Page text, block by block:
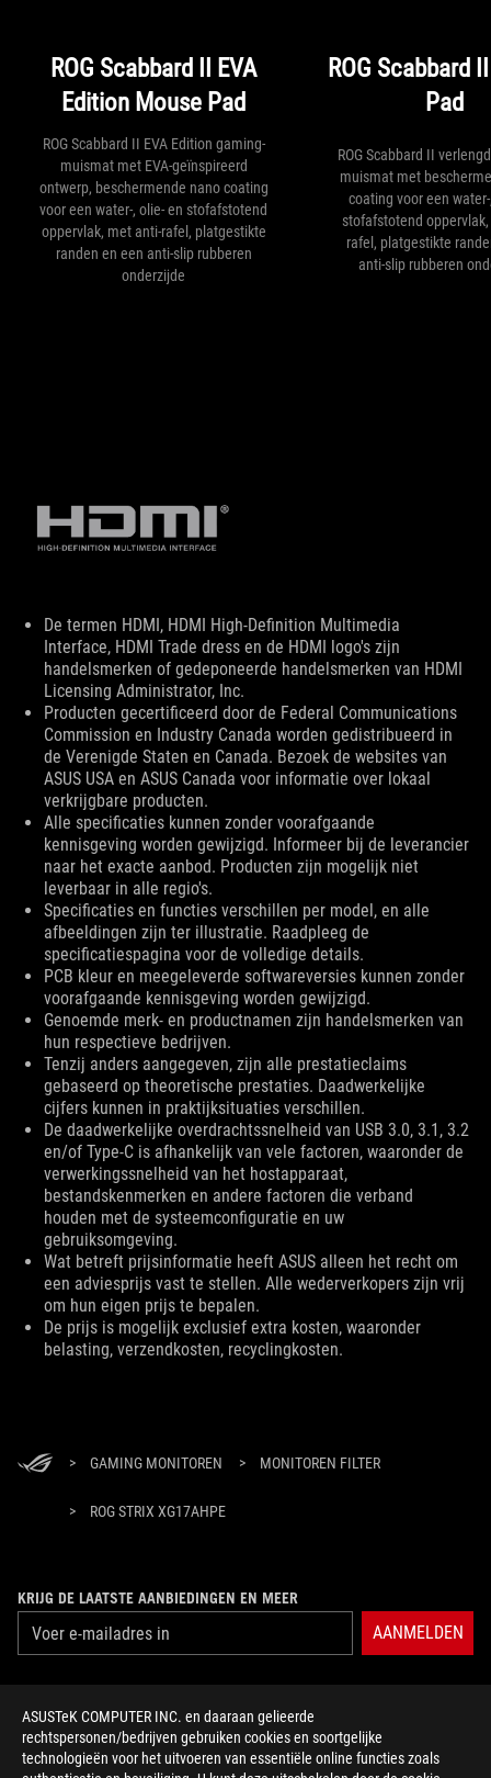
ASUSTeK COMPUTER INC. en daaraan gelieerde
rechtspersonen/bedrijven gebruiken cookies en soortgelijke
technologieën voor het uitvoeren van essentiële online functies zoals
ROG Scabbard II EVA
Edition Mouse Pad
ROG Scabbard II EVA Edition gaming-
muismat met EVA-geïnspireerd
ontwerp, beschermende nano coating
voor een water-, olie- en stofafstotend
oppervlak, met anti-rafel, platgestikte
randen en een anti-slip rubberen
onderzijde
ROG Scabbard
Pad
ROG Scabbard II
muismat met
coating voor een
stofafstotend
rafel, platgestikte
anti-slip rubberen
Disclaimer
De termen HDMI, HDMI High-Definition Multimedia
Interface, HDMI Trade dress en de HDMI logo's zijn
handelsmerken of gedeponeerde handelsmerken van HDMI
Licensing Administrator, Inc.
Producten gecertificeerd door de Federal Communications
Commission en Industry Canada worden gedistribueerd in
de Verenigde Staten en Canada. Bezoek de websites van
ASUS USA en ASUS Canada voor informatie over lokaal
verkrijgbare producten.
Alle specificaties kunnen zonder voorafgaande
kennisgeving worden gewijzigd. Informeer bij de leverancier
naar het exacte aanbod. Producten zijn mogelijk niet
leverbaar in alle regio's.
Specificaties en functies verschillen per model, en alle
afbeeldingen zijn ter illustratie. Raadpleeg de
specificatiespagina voor de volledige details.
PCB kleur en meegeleverde softwareversies kunnen zonder
voorafgaande kennisgeving worden gewijzigd.
Genoemde merk- en productnamen zijn handelsmerken van
hun respectieve bedrijven.
Tenzij anders aangegeven, zijn alle prestatieclaims
gebaseerd op theoretische prestaties. Daadwerkelijke
cijfers kunnen in praktijksituaties verschillen.
De daadwerkelijke overdrachtssnelheid van USB 3.0, 3.1, 3.2
en/of Type-C is afhankelijk van vele factoren, waaronder de
verwerkingssnelheid van het hostapparaat,
bestandskenmerken en andere factoren die verband
houden met de systeemconfiguratie en uw
gebruiksomgeving.
Wat betreft prijsinformatie heeft ASUS alleen het recht om
een adviesprijs vast te stellen. Alle wederverkopers zijn vrij
om hun eigen prijs te bepalen.
De prijs is mogelijk exclusief extra kosten, waaronder
belasting, verzendkosten, recyclingkosten.
> GAMING MONITOREN > MONITOREN FILTER
> ROG STRIX XG17AHPE
KRIJG DE LAATSTE AANBIEDINGEN EN MEER
AANMELDEN
HOME